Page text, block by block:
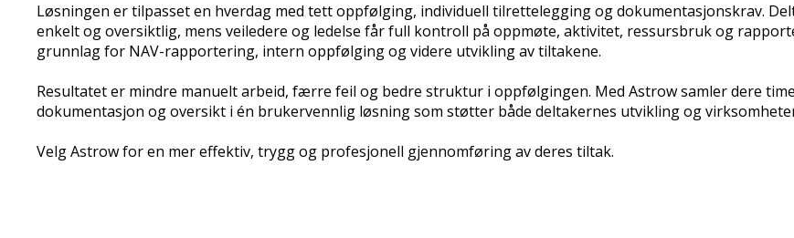
Løsningen er tilpasset en hverdag med tett oppfølging, individuell tilrettelegging og dokumentasjonskrav.
enkelt og oversiktlig, mens veiledere og ledelse får full kontroll på oppmøte, aktivitet, ressursbruk og
grunnlag for NAV-rapportering, intern oppfølging og videre utvikling av tiltakene.
Resultatet er mindre manuelt arbeid, færre feil og bedre struktur i oppfølgingen. Med Astrow samler dere
dokumentasjon og oversikt i én brukervennlig løsning som støtter både deltakernes utvikling og
Velg Astrow for en mer effektiv, trygg og profesjonell gjennomføring av deres tiltak.